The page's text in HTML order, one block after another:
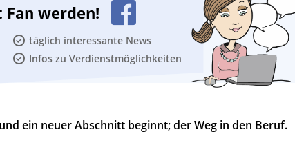
Fan werden!
täglich interessante News
Infos zu Verdienstmöglichkeiten
ein neuer Abschnitt beginnt; der Weg in den Beruf.